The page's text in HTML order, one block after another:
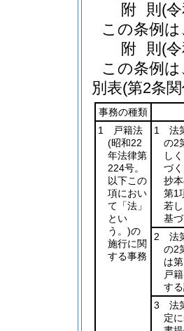
附 則 (
この条例
附 則 (
この条例
別表(第2条
事務の種類
1 戸籍法
(昭和22
年法律第
224号。
以下この
項におい
て「法」
とい
う。)の
施行に関
する事務
1 法
の2
し
づ
抄
第1
若
基
2 法
の2
は
戸
す
3 法
定